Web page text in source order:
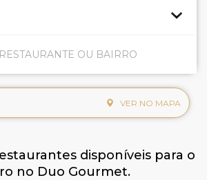
VER NO MAPA
disponíveis para o
no Duo Gourmet.